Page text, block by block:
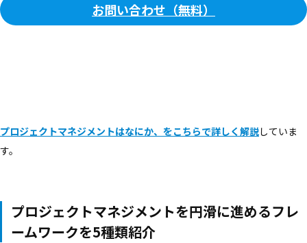
お問い合わせ（無料）
プロジェクトマネジメントはなにか、をこちらで詳しく解説していま
す。
プロジェクトマネジメントを円滑に進めるフレ
ームワークを5種類紹介